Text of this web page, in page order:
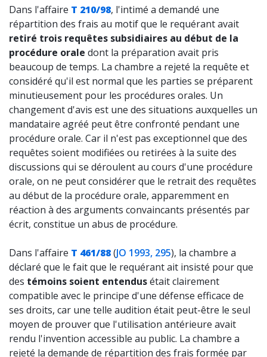
Dans l'affaire T 210/98, l'intimé a demandé une
répartition des frais au motif que le requérant avait
retiré trois requêtes subsidiaires au début de la
procédure orale dont la préparation avait pris
beaucoup de temps. La chambre a rejeté la requête et
considéré qu'il est normal que les parties se préparent
minutieusement pour les procédures orales. Un
changement d'avis est une des situations auxquelles un
mandataire agréé peut être confronté pendant une
procédure orale. Car il n'est pas exceptionnel que des
requêtes soient modifiées ou retirées à la suite des
discussions qui se déroulent au cours d'une procédure
orale, on ne peut considérer que le retrait des requêtes
au début de la procédure orale, apparemment en
réaction à des arguments convaincants présentés par
écrit, constitue un abus de procédure.
Dans l'affaire T 461/88(JO 1993, 295), la chambre a
déclaré que le fait que le requérant ait insisté pour que
des témoins soient entendusétait clairement
compatible avec le principe d'une défense efficace de
ses droits, car une telle audition était peut-être le seul
moyen de prouver que l'utilisation antérieure avait
rendu l'invention accessible au public. La chambre a
rejeté la demande de répartition des frais formée par